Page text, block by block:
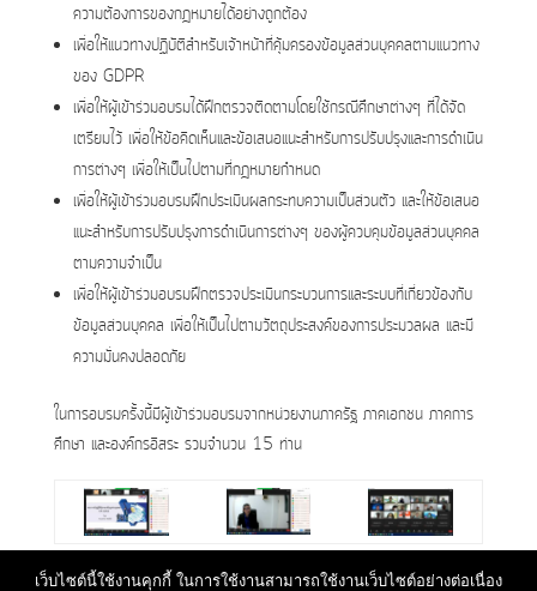
ความต้องการของกฎหมายได้อย่างถูกต้อง
เพื่อให้แนวทางปฏิบัติสำหรับเจ้าหน้าที่คุ้มครองข้อมูลส่วนบุคคลตามแนวทาง
ของ GDPR
เพื่อให้ผู้เข้าร่วมอบรมได้ฝึกตรวจติดตามโดยใช้กรณีศึกษาต่างๆ ที่ได้จัด
เตรียมไว้ เพื่อให้ข้อคิดเห็นและข้อเสนอแนะสำหรับการปรับปรุงและการดำเนิน
การต่างๆ เพื่อให้เป็นไปตามที่กฎหมายกำหนด
เพื่อให้ผู้เข้าร่วมอบรมฝึกประเมินผลกระทบความเป็นส่วนตัว และให้ข้อเสนอ
แนะสำหรับการปรับปรุงการดำเนินการต่างๆ ของผู้ควบคุมข้อมูลส่วนบุคคล
ตามความจำเป็น
เพื่อให้ผู้เข้าร่วมอบรมฝึกตรวจประเมินกระบวนการและระบบที่เกี่ยวข้องกับ
ข้อมูลส่วนบุคคล เพื่อให้เป็นไปตามวัตถุประสงค์ของการประมวลผล และมี
ความมั่นคงปลอดภัย
ในการอบรมครั้งนี้มีผู้เข้าร่วมอบรมจากหน่วยงานภาครัฐ ภาคเอกชน ภาคการ
ศึกษา และองค์กรอิสระ รวมจำนวน 15 ท่าน
รายละเอียดหลักสูตร:www.career4future.com/dpo
เว็บไซต์นี้ใช้งานคุกกี้ ในการใช้งานสามารถใช้งานเว็บไซต์อย่างต่อเนื่อง